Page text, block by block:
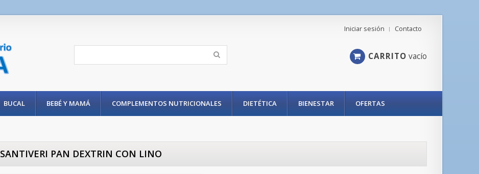
Contacto
Iniciar sesión
CARRITO vacío
BUCAL BEBÉ Y MAMÁ COMPLEMENTOS NUTRICIONALES DIETÉTICA BIENESTAR OFERTAS
SANTIVERI PAN DEXTRIN CON LINO